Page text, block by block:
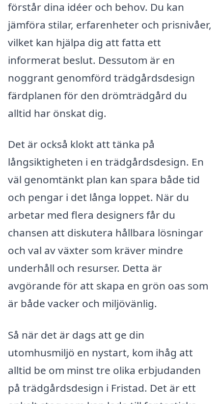
förstår dina idéer och behov. Du kan
jämföra stilar, erfarenheter och prisnivåer,
vilket kan hjälpa dig att fatta ett
informerat beslut. Dessutom är en
noggrant genomförd trädgårdsdesign
färdplanen för den drömträdgård du
alltid har önskat dig.
Det är också klokt att tänka på
långsiktigheten i en trädgårdsdesign. En
väl genomtänkt plan kan spara både tid
och pengar i det långa loppet. När du
arbetar med flera designers får du
chansen att diskutera hållbara lösningar
och val av växter som kräver mindre
underhåll och resurser. Detta är
avgörande för att skapa en grön oas som
är både vacker och miljövänlig.
Så när det är dags att ge din
utomhusmiljö en nystart, kom ihåg att
alltid be om minst tre olika erbjudanden
på trädgårdsdesign i Fristad. Det är ett